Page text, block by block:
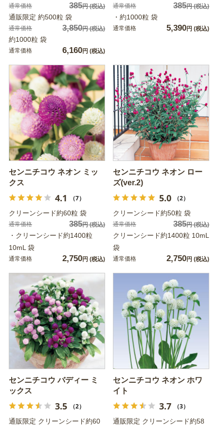
通常価格 385円(税込)
通販限定 約500粒 袋
通常価格 3,850円(税込)
約1000粒 袋
通常価格 6,160円 (税込)
通常価格 385円(税込)
・約1000粒 袋
通常価格 5,390円 (税込)
センニチコウ ネオン ミッ
クス
4.1 （7）
クリーンシード約60粒 袋
通常価格 385円(税込)
・クリーンシード約1400粒
10mL 袋
通常価格 2,750円 (税込)
センニチコウ ネオン ロー
ズ(ver.2)
5.0 （2）
クリーンシード約50粒 袋
通常価格 385円(税込)
クリーンシード約1400粒 10mL
袋
通常価格 2,750円 (税込)
センニチコウ バディー ミ
ックス
3.5 （2）
通販限定 クリーンシード約60
センニチコウ ネオン ホワ
イト
3.7 （3）
通販限定 クリーンシード約58